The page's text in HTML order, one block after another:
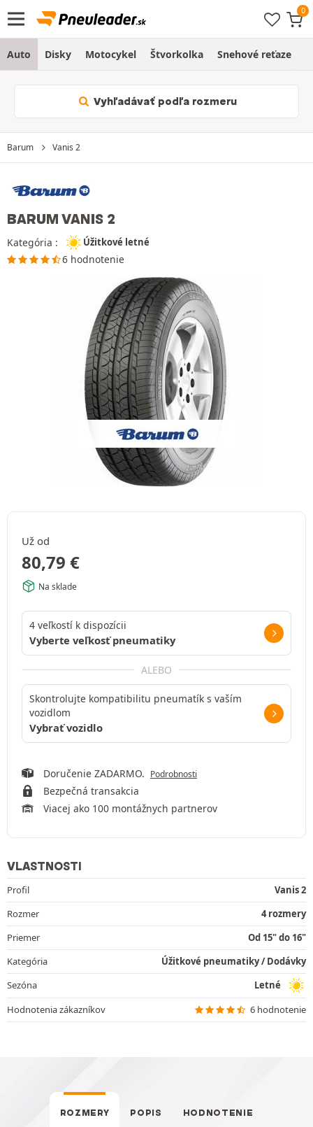
Auto Disky Motocykel Štvorkolka Snehové reťaze
Vyhľadávať podľa rozmeru
Barum Vanis 2
BARUM VANIS 2
Kategória : Úžitkové letné
6 hodnotenie
Už od
80,79 €
Na sklade
4 veľkostí k dispozícii
Vyberte veľkosť pneumatiky
ALEBO
Skontrolujte kompatibilitu pneumatík s vaším
vozidlom
Vybrať vozidlo
Doručenie ZADARMO. Podrobnosti
Bezpečná transakcia
Viacej ako 100 montážnych partnerov
VLASTNOSTI
Profil
Vanis 2
Rozmer
4 rozmery
Priemer
Od 15" do 16"
Kategória
Úžitkové pneumatiky / Dodávky
Sezóna
Letné
Hodnotenia zákazníkov
6 hodnotenie
ROZMERY POPIS HODNOTENIE